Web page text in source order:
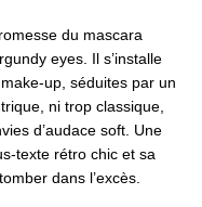
du mascara
eyes. Il s’installe
up, séduites par un
ni trop classique,
d’audace soft. Une
texte rétro chic et sa
dans l’excès.